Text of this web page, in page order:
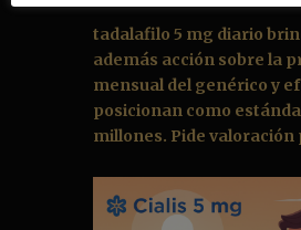
tadalafilo 5 mg diario
además acción sobre la
mensual del genérico y
posicionan como
millones. Pide valoración